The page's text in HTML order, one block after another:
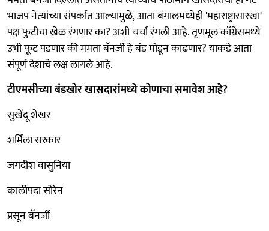
भाजप नेत्यांच्या संपर्कात आल्यामुळे, आता बंगालमध्येही 'महाराष्ट्रासारखा'
पक्ष फुटीचा खेळ रंगणार का? अशी चर्चा रंगली आहे. तृणमूल काँग्रेसमध्ये
उभी फूट पडणार की ममता बॅनर्जी हे बंड मोडून काढणार? याकडे आता
संपूर्ण देशाचे लक्ष लागले आहे.
टीएमसीच्या बंडखोर खासदारांमध्ये कोणाचा समावेश आहे?
सुखेंदू शेखर
शर्मिला सरकार
जगदीश वासुनिया
कालीपदा सोरेन
प्रसून बॅनर्जी